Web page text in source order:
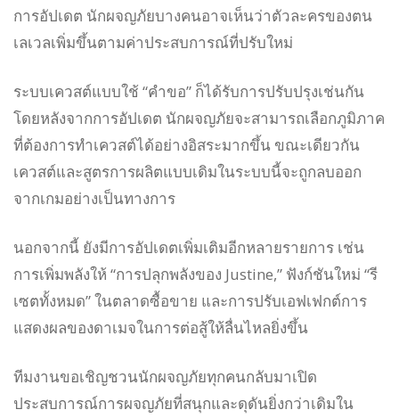
การอัปเดต นักผจญภัยบางคนอาจเห็นว่าตัวละครของตน
เลเวลเพิ่มขึ้นตามค่าประสบการณ์ที่ปรับใหม่
ระบบเควสต์แบบใช้ “คำขอ” ก็ได้รับการปรับปรุงเช่นกัน
โดยหลังจากการอัปเดต นักผจญภัยจะสามารถเลือกภูมิภาค
ที่ต้องการทำเควสต์ได้อย่างอิสระมากขึ้น ขณะเดียวกัน
เควสต์และสูตรการผลิตแบบเดิมในระบบนี้จะถูกลบออก
จากเกมอย่างเป็นทางการ
นอกจากนี้ ยังมีการอัปเดตเพิ่มเติมอีกหลายรายการ เช่น
การเพิ่มพลังให้ “การปลุกพลังของ Justine,” ฟังก์ชันใหม่ “รี
เซตทั้งหมด” ในตลาดซื้อขาย และการปรับเอฟเฟกต์การ
แสดงผลของดาเมจในการต่อสู้ให้ลื่นไหลยิ่งขึ้น
ทีมงานขอเชิญชวนนักผจญภัยทุกคนกลับมาเปิด
ประสบการณ์การผจญภัยที่สนุกและดุดันยิ่งกว่าเดิมใน